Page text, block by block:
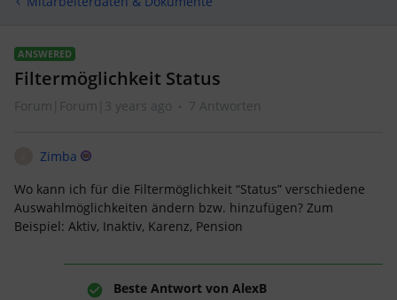
ANSWERED
Filtermöglichkeit Status
Forum|Forum|3 years ago 7 Antworten
Zimba
Wo kann ich für die Filtermöglichkeit “Status” verschiedene
Auswahlmöglichkeiten ändern bzw. hinzufügen? Zum
Beispiel: Aktiv, Inaktiv, Karenz, Pension
Beste Antwort von AlexB